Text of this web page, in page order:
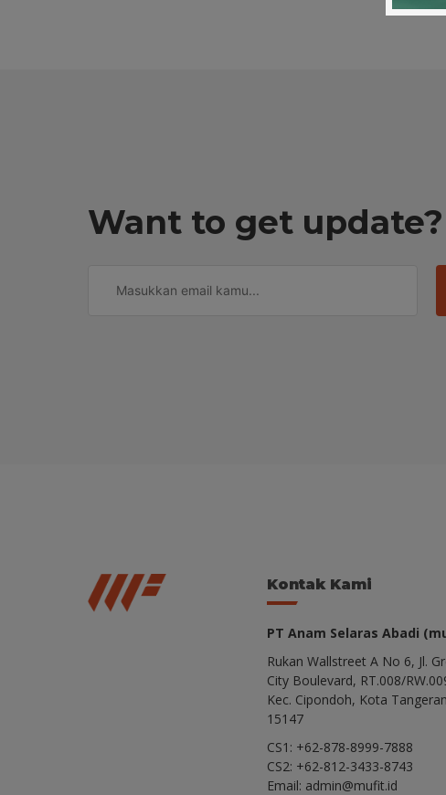
Want to get update?
Kontak Kami
PT Anam Selaras Abadi
Rukan Wallstreet A No 6, Jl.
City Boulevard, RT.008/
Kec. Cipondoh, Kota
15147
CS1: +62-878-8999-7888
CS2: +62-812-3433-8743
Email: admin@mufit.id